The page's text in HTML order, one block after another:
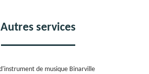
Autres services
de musique Binarville